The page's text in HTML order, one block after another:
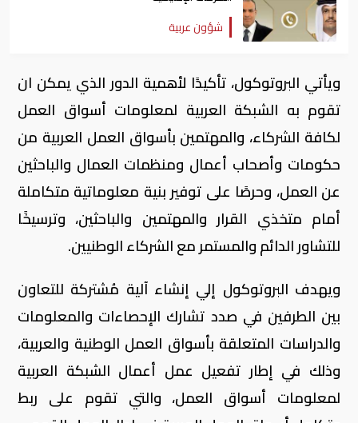
شؤون عربية
ويأتي البروتوكول، تأكيدًا لأهمية الدور الذي يمكن ان
تقوم به الشبكة العربية لمعلومات أسواق العمل
لكافة الشركاء، والمهتمين بأسواق العمل العربية من
حكومات وأصحاب أعمال ومنظمات العمال والباحثين
عن العمل، وحرصًا على توفير بنية معلوماتية متكاملة
أمام متخذي القرار والمهتمين والباحثين، وترسيخًا
للتشاور الدائم والمستمر مع الشركاء الوطنيين.
ويهدف البروتوكول إلي إنشاء آلية مُشتركة للتعاون
بين الطرفين في صدد تشارك الإحصاءات والمعلومات
والدراسات المتعلقة بأسواق العمل الوطنية والعربية،
وذلك في إطار تفعيل عمل أعمال الشبكة العربية
لمعلومات أسواق العمل، والتي تقوم على ربط